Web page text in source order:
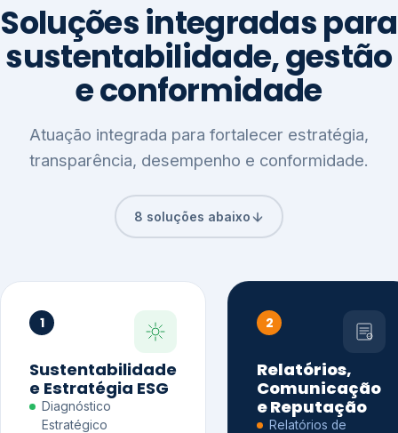
Soluções integradas para
sustentabilidade, gestão
e conformidade
Atuação integrada para fortalecer estratégia,
transparência, desempenho e conformidade.
8 soluções abaixo
1
Sustentabilidade
e Estratégia ESG
Diagnóstico
Estratégico
2
Relatórios,
Comunicação
e Reputação
Relatórios de